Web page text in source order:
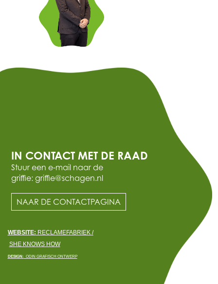
IN CONTACT MET DE RAAD
Stuur een e-mail naar de
griffie: griffie@schagen.nl
NAAR DE CONTACTPAGINA
WEBSITE: RECLAMEFABRIEK /
SHE KNOWS HOW
DESIGN: ODIN GRAFISCH ONTWERP